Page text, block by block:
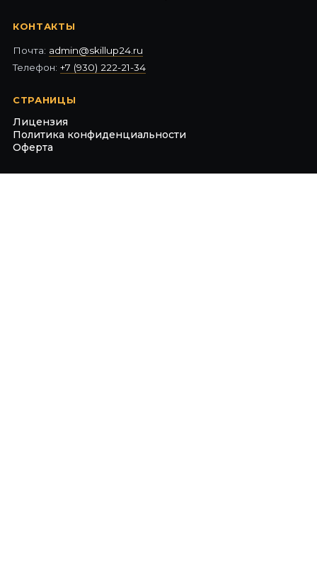
КОНТАКТЫ
Почта: admin@skillup24.ru
Телефон: +7 (930) 222-21-34
СТРАНИЦЫ
Лицензия
Политика конфиденциальности
Оферта